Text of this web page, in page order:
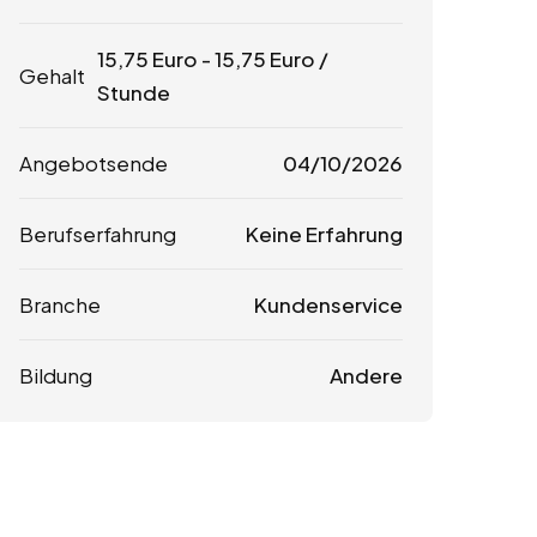
Gehalt
15,75 Euro -15,75 Euro /
Stunde
Angebotsende 04/10/2026
Berufserfahrung Keine Erfahrung
Branche Kundenservice
Bildung Andere